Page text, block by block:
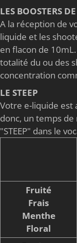
LES BOOSTERS
A la réception de
liquide et les
en flacon de
totalité du ou des
concentration
LE STEEP
Votre e-liquide est
donc, un temps
"STEEP" dans le
Fruité
Frais
Menthe
Floral